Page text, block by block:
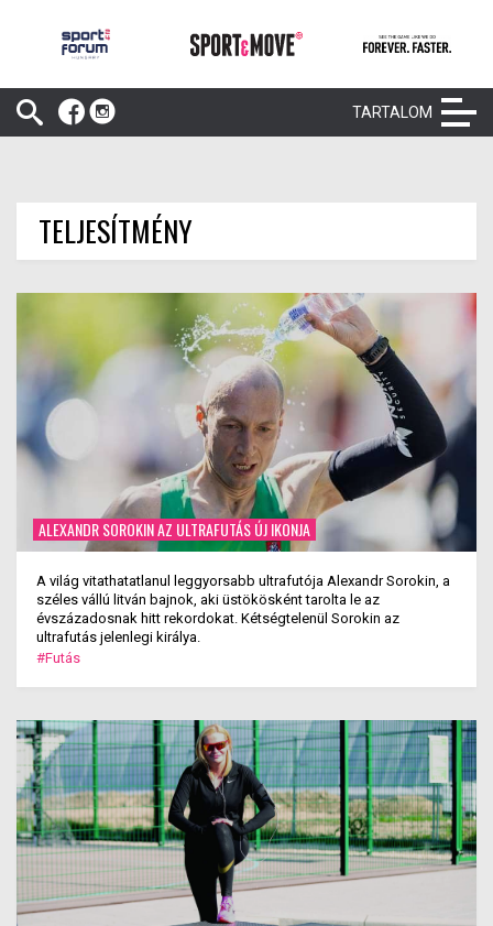
TARTALOM
TELJESÍTMÉNY
ALEXANDR SOROKIN AZ ULTRAFUTÁS ÚJ IKONJA
A világ vitathatatlanul leggyorsabb ultrafutója Alexandr Sorokin, a
széles vállú litván bajnok, aki üstökösként tarolta le az
évszázadosnak hitt rekordokat. Kétségtelenül Sorokin az
ultrafutás jelenlegi királya.
#Futás